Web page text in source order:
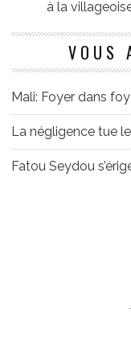
à la
VOUS
Mali: Foyer dans
La négligence tue
Fatou Seydou